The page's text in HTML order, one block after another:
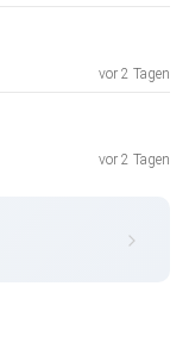
vor 2 Tagen
vor 2 Tagen